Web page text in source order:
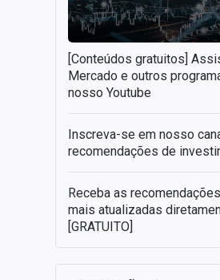
[Conteúdos gratuitos]
Mercado e outros
nosso Youtube
Inscreva-se em nosso
recomendações de
Receba as
mais atualizadas
[GRATUITO]